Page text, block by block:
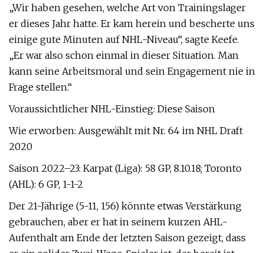
„Wir haben gesehen, welche Art von Trainingslager
er dieses Jahr hatte. Er kam herein und bescherte uns
einige gute Minuten auf NHL-Niveau“, sagte Keefe.
„Er war also schon einmal in dieser Situation. Man
kann seine Arbeitsmoral und sein Engagement nie in
Frage stellen.“
Voraussichtlicher NHL-Einstieg: Diese Saison
Wie erworben: Ausgewählt mit Nr. 64 im NHL Draft
2020
Saison 2022–23: Karpat (Liga): 58 GP, 8.10.18; Toronto
(AHL): 6 GP, 1-1-2
Der 21-Jährige (5-11, 156) könnte etwas Verstärkung
gebrauchen, aber er hat in seinem kurzen AHL-
Aufenthalt am Ende der letzten Saison gezeigt, dass